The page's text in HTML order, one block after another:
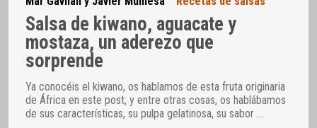
Salsa de kiwano, aguacate y
mostaza, un aderezo que
sorprende
Ya conocéis el kiwano, os hablamos de esta fruta originaria
de África en este post, y entre otras cosas, os hablábamos
de sus características, su pulpa gelatinosa, su sabor …